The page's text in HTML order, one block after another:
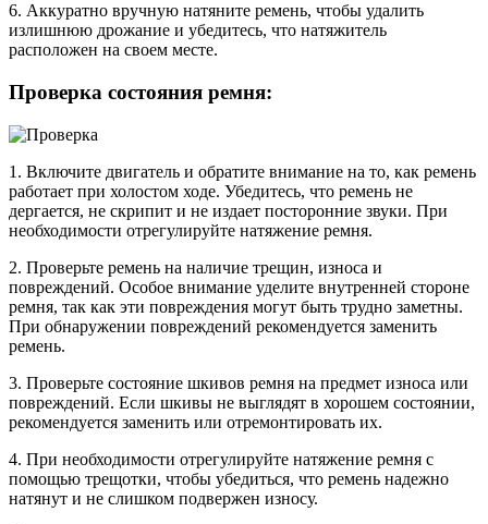
6. Аккуратно вручную натяните ремень, чтобы удалить
излишнюю дрожание и убедитесь, что натяжитель
расположен на своем месте.
Проверка состояния ремня:
1. Включите двигатель и обратите внимание на то, как ремень
работает при холостом ходе. Убедитесь, что ремень не
дергается, не скрипит и не издает посторонние звуки. При
необходимости отрегулируйте натяжение ремня.
2. Проверьте ремень на наличие трещин, износа и
повреждений. Особое внимание уделите внутренней стороне
ремня, так как эти повреждения могут быть трудно заметны.
При обнаружении повреждений рекомендуется заменить
ремень.
3. Проверьте состояние шкивов ремня на предмет износа или
повреждений. Если шкивы не выглядят в хорошем состоянии,
рекомендуется заменить или отремонтировать их.
4. При необходимости отрегулируйте натяжение ремня с
помощью трещотки, чтобы убедиться, что ремень надежно
натянут и не слишком подвержен износу.